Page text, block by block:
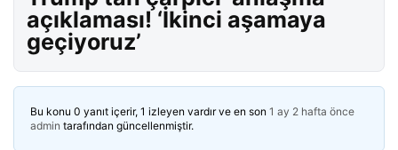
açıklaması! ‘İkinci aşamaya
geçiyoruz’
Bu konu 0 yanıt içerir, 1 izleyen vardır ve en son 1 ay 2 hafta önce
admin tarafından güncellenmiştir.